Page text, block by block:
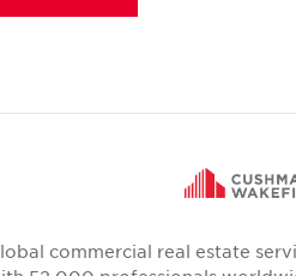
commercial real estate